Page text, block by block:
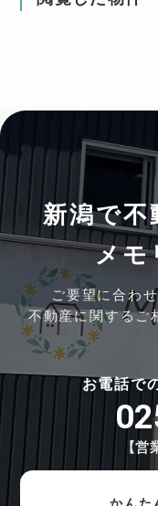
新潟で不
メモ
ご要望に合わ
不動産に関するご
お電話で
【
かんた